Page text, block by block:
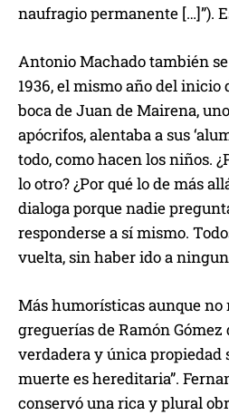
naufragio permanente […]”).
Antonio Machado también
1936, el mismo año del inicio
boca de Juan de Mairena,
apócrifos, alentaba a sus
todo, como hacen los niños.
lo otro? ¿Por qué lo de más
dialoga porque nadie
responderse a sí mismo.
vuelta, sin haber ido a
Más humorísticas aunque no
greguerías de Ramón Gómez
verdadera y única propiedad
muerte es hereditaria”.
conservó una rica y plural